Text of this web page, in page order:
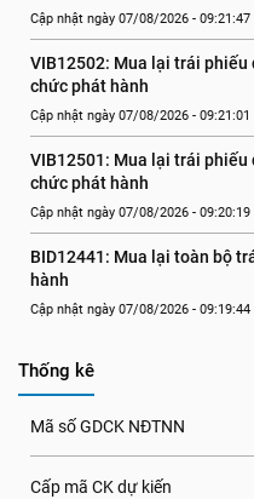
Cập nhật ngày 07/08/2026 - 09:21:47
VIB12502: Mua lại trái
chức phát hành
Cập nhật ngày 07/08/2026 - 09:21:01
VIB12501: Mua lại trái
chức phát hành
Cập nhật ngày 07/08/2026 - 09:20:19
BID12441: Mua lại toàn bộ
hành
Cập nhật ngày 07/08/2026 - 09:19:44
Thống kê
Mã số GDCK NĐTNN
Cấp mã CK dự kiến